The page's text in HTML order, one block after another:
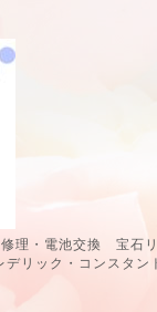
理・電池交換 宝石
デリック・コン